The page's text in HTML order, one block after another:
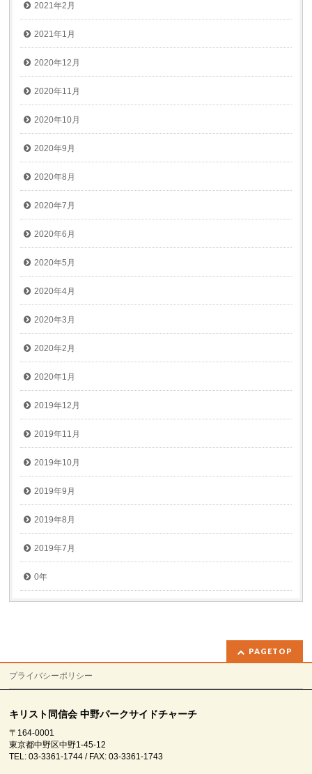
2021年2月
2021年1月
2020年12月
2020年11月
2020年10月
2020年9月
2020年8月
2020年7月
2020年6月
2020年5月
2020年4月
2020年3月
2020年2月
2020年1月
2019年12月
2019年11月
2019年10月
2019年9月
2019年8月
2019年7月
0年
PAGETOP
プライバシーポリシー
キリスト同信会 中野パークサイドチャーチ
〒164-0001
東京都中野区中野1-45-12
TEL: 03-3361-1744 / FAX: 03-3361-1743